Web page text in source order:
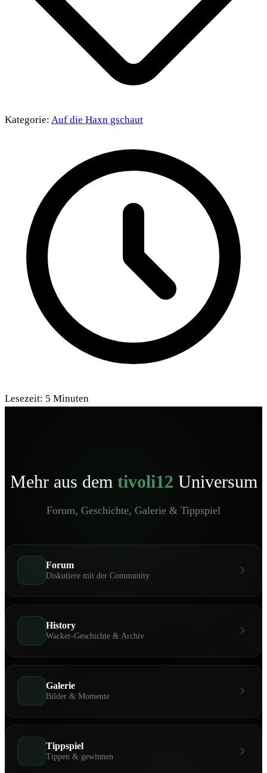
Kategorie: Auf die Haxn gschaut
Lesezeit: 5 Minuten
Mehr aus dem tivoli12 Universum
Forum, Geschichte, Galerie & Tippspiel
Forum
Diskutiere mit der Community
History
Wacker-Geschichte & Archiv
Galerie
Bilder & Momente
Tippspiel
Tippen & gewinnen